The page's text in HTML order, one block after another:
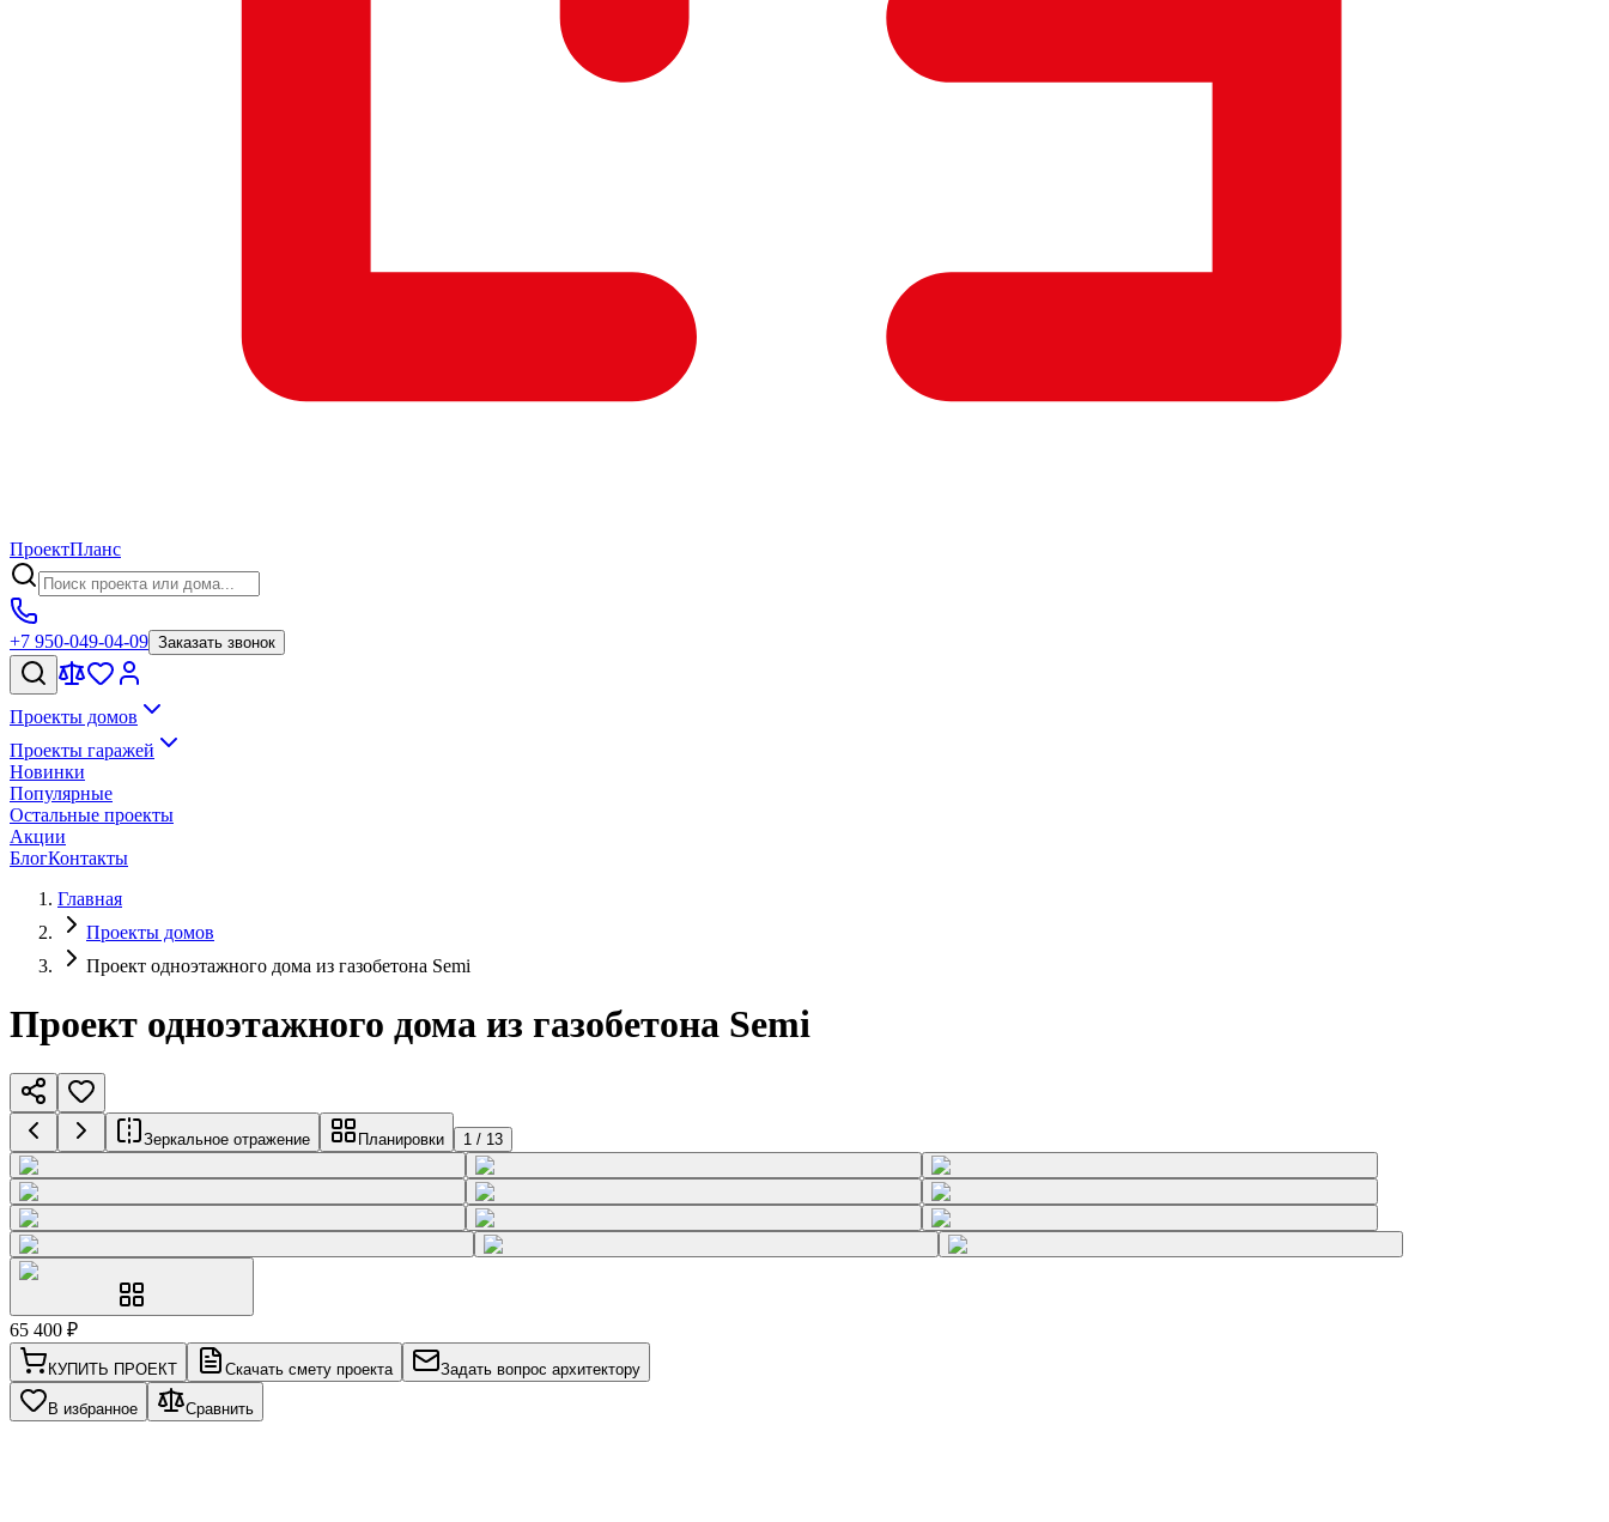
ПроектПланс
+7 950-049-04-09 Заказать звонок
Проекты домов
Проекты гаражей
Новинки
Популярные
Остальные проекты
Акции
БлогКонтакты
Главная
Проекты домов
Проект одноэтажного дома из газобетона Semi
Проект одноэтажного дома из газобетона Semi
Зеркальное отражение Планировки 1 / 13
65 400 ₽
КУПИТЬ ПРОЕКТ Скачать смету проекта Задать вопрос архитектору
В избранное Сравнить